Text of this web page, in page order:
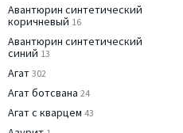
Авантюрин синтетический
коричневый 16
Авантюрин синтетический
синий 13
Агат 302
Агат ботсвана 24
Агат с кварцем 43